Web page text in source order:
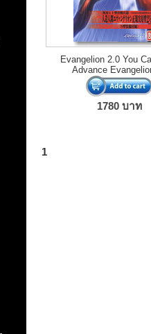
Evangelion 2.0 You
Advance
1780 บาท
1